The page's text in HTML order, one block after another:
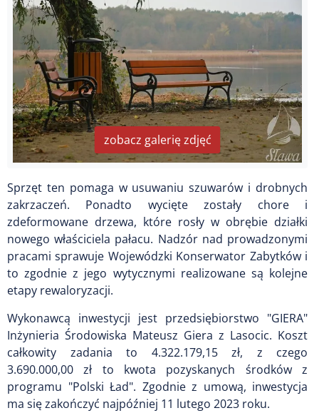
zobacz galerię zdjęć
Sprzęt ten pomaga w usuwaniu szuwarów i drobnych
zakrzaczeń. Ponadto wycięte zostały chore i
zdeformowane drzewa, które rosły w obrębie działki
nowego właściciela pałacu. Nadzór nad prowadzonymi
pracami sprawuje Wojewódzki Konserwator Zabytków i
to zgodnie z jego wytycznymi realizowane są kolejne
etapy rewaloryzacji.
Wykonawcą inwestycji jest przedsiębiorstwo "GIERA"
Inżynieria Środowiska Mateusz Giera z Lasocic. Koszt
całkowity zadania to 4.322.179,15 zł, z czego
3.690.000,00 zł to kwota pozyskanych środków z
programu "Polski Ład". Zgodnie z umową, inwestycja
ma się zakończyć najpóźniej 11 lutego 2023 roku.